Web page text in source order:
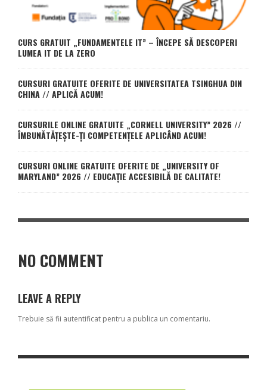
CURS GRATUIT „FUNDAMENTELE IT” – ÎNCEPE SĂ DESCOPERI
LUMEA IT DE LA ZERO
CURSURI GRATUITE OFERITE DE UNIVERSITATEA TSINGHUA DIN
CHINA // APLICĂ ACUM!
CURSURILE ONLINE GRATUITE „CORNELL UNIVERSITY” 2026 //
ÎMBUNĂTĂȚEȘTE-ȚI COMPETENȚELE APLICÂND ACUM!
CURSURI ONLINE GRATUITE OFERITE DE „UNIVERSITY OF
MARYLAND” 2026 // EDUCAȚIE ACCESIBILĂ DE CALITATE!
NO COMMENT
LEAVE A REPLY
Trebuie să fii autentificat pentru a publica un comentariu.